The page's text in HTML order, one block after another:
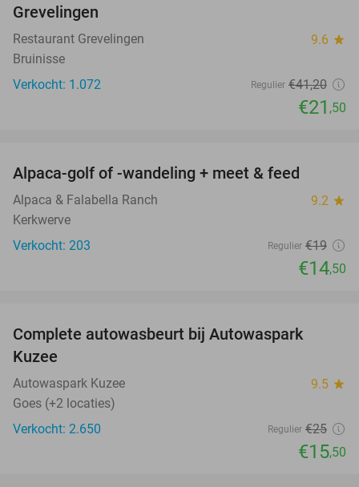
Grevelingen
Restaurant Grevelingen 9.6 star
Bruinisse
Verkocht: 1.072
Regulier €41,20
€21 ,50
Alpaca-golf of -wandeling + meet & feed
Alpaca & Falabella Ranch 9.2 star
Kerkwerve
Verkocht: 203
Regulier €19
€14,50
Complete autowasbeurt bij Autowaspark
Kuzee
Autowaspark Kuzee 9.5 star
Goes (+2 locaties)
Verkocht: 2.650
Regulier €25
€15,50